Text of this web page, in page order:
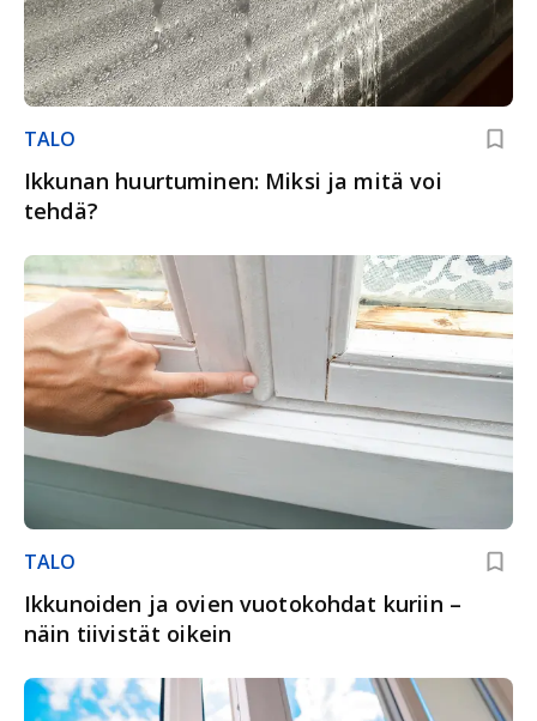
TALO
Ikkunan huurtuminen: Miksi ja mitä voi
tehdä?
TALO
Ikkunoiden ja ovien vuotokohdat kuriin –
näin tiivistät oikein